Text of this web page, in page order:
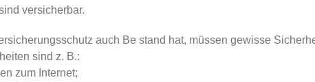
versicherbar.
auch Be­ stand hat, müssen gewisse
sind z. B.:
zum Internet;